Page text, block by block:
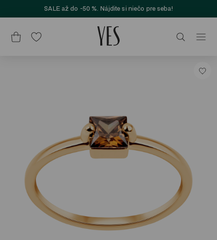
SALE až do -50 %. Nájdite si niečo pre seba!